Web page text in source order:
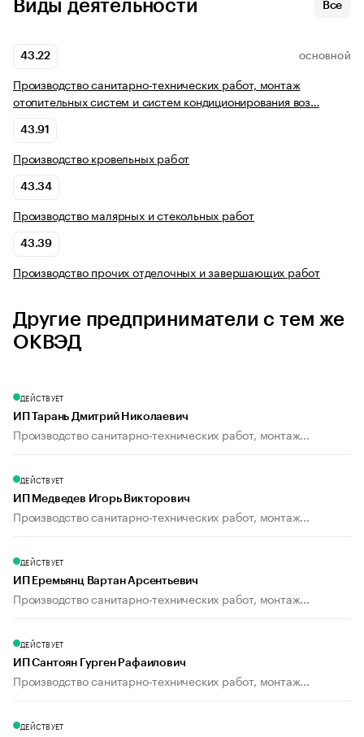
Виды деятельности Все
43.22 ОСНОВНОЙ
Производство санитарно-технических работ, монтаж
отопительных систем и систем кондиционирования воз…
43.91
Производство кровельных работ
43.34
Производство малярных и стекольных работ
43.39
Производство прочих отделочных и завершающих работ
Другие предприниматели с тем же
ОКВЭД
ДЕЙСТВУЕТ
ИП Тарань Дмитрий Николаевич
Производство санитарно-технических работ, монтаж...
ДЕЙСТВУЕТ
ИП Медведев Игорь Викторович
Производство санитарно-технических работ, монтаж...
ДЕЙСТВУЕТ
ИП Еремьянц Вартан Арсентьевич
Производство санитарно-технических работ, монтаж...
ДЕЙСТВУЕТ
ИП Сантоян Гурген Рафаилович
Производство санитарно-технических работ, монтаж...
ДЕЙСТВУЕТ